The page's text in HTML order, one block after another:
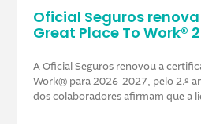
Oficial Seguros
Great Place To Work®
A Oficial Seguros renovou a
Work® para 2026-2027, pelo 2.º
dos colaboradores afirmam que a